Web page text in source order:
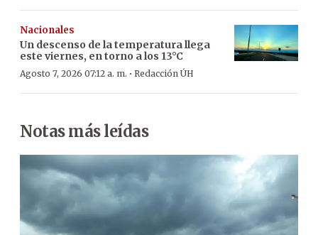
Nacionales
Un descenso de la temperatura llega
este viernes, en torno a los 13°C
Agosto 7, 2026 07:12 a. m. · Redacción ÚH
Notas más leídas